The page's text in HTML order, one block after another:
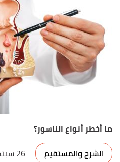
ما أخطر أنواع الناسور؟
الشرج والمستقيم
26 سبتمبر 2021